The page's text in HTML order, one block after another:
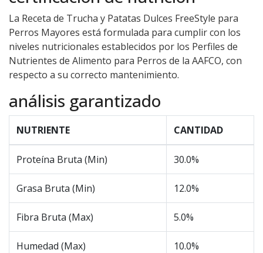
La Receta de Trucha y Patatas Dulces FreeStyle para
Perros Mayores está formulada para cumplir con los
niveles nutricionales establecidos por los Perfiles de
Nutrientes de Alimento para Perros de la AAFCO, con
respecto a su correcto mantenimiento.
análisis garantizado
NUTRIENTE CANTIDAD
Proteína Bruta (Min) 30.0%
Grasa Bruta (Min) 12.0%
Fibra Bruta (Max) 5.0%
Humedad (Max) 10.0%